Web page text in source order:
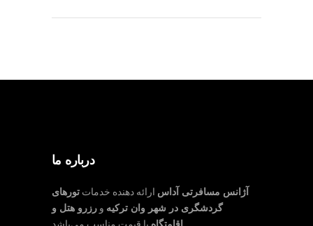
درباره ما
آژانس مسافرتی آداس ارائه دهنده خدماتتورهای
گردشگری در شهر وان ترکیه ورزرو هتل و